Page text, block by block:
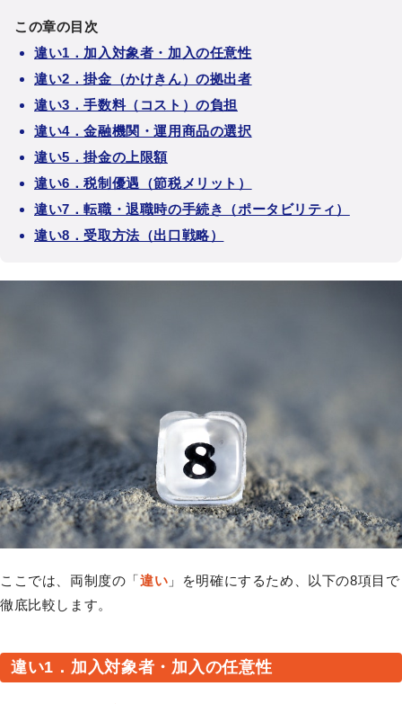
この章の目次
違い1．加入対象者・加入の任意性
違い2．掛金（かけきん）の拠出者
違い3．手数料（コスト）の負担
違い4．金融機関・運用商品の選択
違い5．掛金の上限額
違い6．税制優遇（節税メリット）
違い7．転職・退職時の手続き（ポータビリティ）
違い8．受取方法（出口戦略）
ここでは、両制度の「違い 」を明確にするため、以下の8項目で
徹底比較します。
違い1．加入対象者・加入の任意性